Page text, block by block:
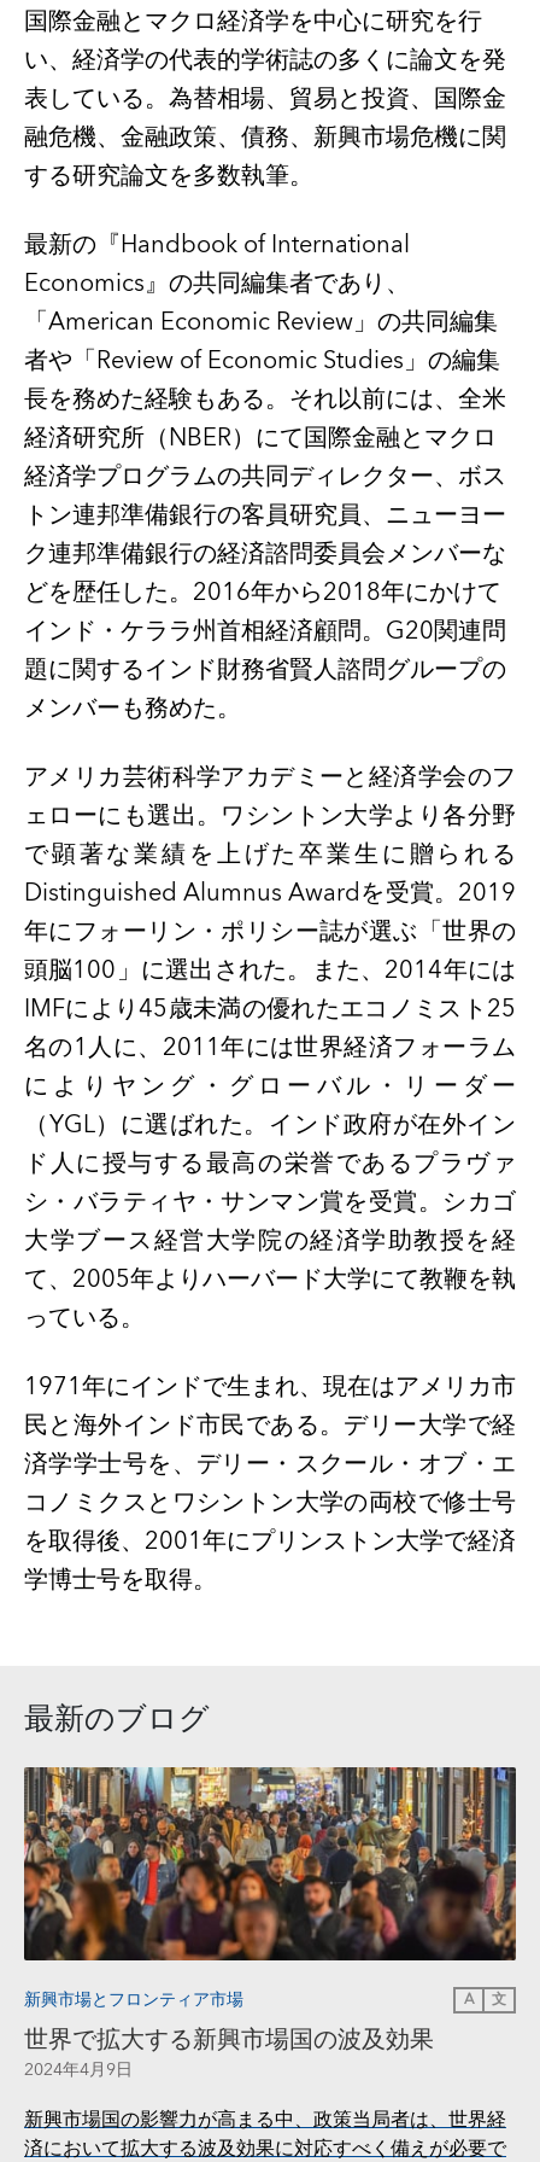
国際金融とマクロ経済学を中心に研究を行
い、経済学の代表的学術誌の多くに論文を発
表している。為替相場、貿易と投資、国際金
融危機、金融政策、債務、新興市場危機に関
する研究論文を多数執筆。
最新の『Handbook of International
Economics』の共同編集者であり、
「American Economic Review」の共同編集
者や「Review of Economic Studies」の編集
長を務めた経験もある。それ以前には、全米
経済研究所（NBER）にて国際金融とマクロ
経済学プログラムの共同ディレクター、ボス
トン連邦準備銀行の客員研究員、ニューヨー
ク連邦準備銀行の経済諮問委員会メンバーな
どを歴任した。 2016年から2018年にかけて
インド・ケララ州首相経済顧問。 G20関連問
題に関するインド財務省賢人諮問グループの
メンバーも務めた。
アメリカ芸術科学アカデミーと経済学会のフ
ェローにも選出。ワシントン大学より各分野
で顕著な業績を上げた卒業生に贈られる
Distinguished Alumnus Awardを受賞。 2019
年にフォーリン・ポリシー誌が選ぶ「世界の
頭脳100」に選出された。また、 2014年には
IMFにより45歳未満の優れたエコノミスト25
名の1人に、 2011年には世界経済フォーラム
によりヤング・グローバル・リーダー
（YGL）に選ばれた。インド政府が在外イン
ド人に授与する最高の栄誉であるプラヴァ
シ・バラティヤ・サンマン賞を受賞。シカゴ
大学ブース経営大学院の経済学助教授を経
て、 2005年よりハーバード大学にて教鞭を執
っている。
1971年にインドで生まれ、現在はアメリカ市
民と海外インド市民である。デリー大学で経
済学学士号を、デリー・スクール・オブ・エ
コノミクスとワシントン大学の両校で修士号
を取得後、 2001年にプリンストン大学で経済
学博士号を取得。
最新のブログ
新興市場とフロンティア市場 A 文
世界で拡大する新興市場国の波及効果
2024年4月9日
新興市場国の影響力が高まる中、政策当局者は、世界経
済において拡大する波及効果に対応すべく備えが必要で